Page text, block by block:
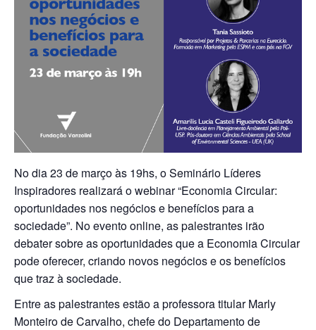
No dia 23 de março às 19hs, o Seminário Líderes
Inspiradores realizará o webinar “Economia Circular:
oportunidades nos negócios e benefícios para a
sociedade”. No evento online, as palestrantes irão
debater sobre as oportunidades que a Economia Circular
pode oferecer, criando novos negócios e os benefícios
que traz à sociedade.
Entre as palestrantes estão a professora titular Marly
Monteiro de Carvalho, chefe do Departamento de